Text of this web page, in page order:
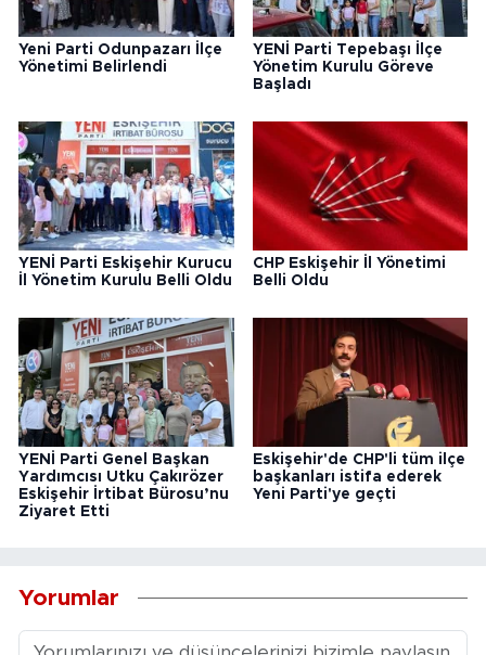
Yeni Parti Odunpazarı İlçe
Yönetimi Belirlendi
YENİ Parti Tepebaşı İlçe
Yönetim Kurulu Göreve
Başladı
YENİ Parti Eskişehir Kurucu
İl Yönetim Kurulu Belli Oldu
CHP Eskişehir İl Yönetimi
Belli Oldu
YENİ Parti Genel Başkan
Yardımcısı Utku Çakırözer
Eskişehir İrtibat Bürosu’nu
Ziyaret Etti
Eskişehir'de CHP'li tüm ilçe
başkanları istifa ederek
Yeni Parti'ye geçti
Yorumlar